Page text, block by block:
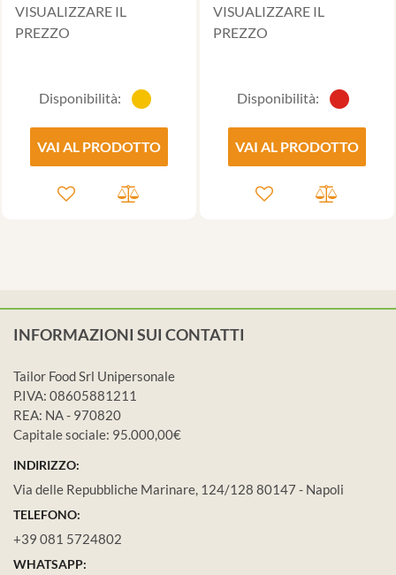
VISUALIZZARE IL
PREZZO
Disponibilità:
VAI AL PRODOTTO
VISUALIZZARE IL
PREZZO
Disponibilità:
VAI AL PRODOTTO
INFORMAZIONI SUI CONTATTI
Tailor Food Srl Unipersonale
P.IVA: 08605881211
REA: NA - 970820
Capitale sociale: 95.000,00€
INDIRIZZO:
Via delle Repubbliche Marinare, 124/128 80147 - Napoli
TELEFONO:
+39 081 5724802
WHATSAPP: